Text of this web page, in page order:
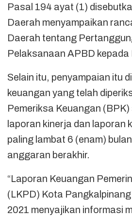
Pasal 194 ayat (1)
Daerah menyampaikan
Daerah tentang
Pelaksanaan APBD kepada
Selain itu, penyampaian itu
keuangan yang telah
Pemeriksa Keuangan
laporan kinerja dan laporan
paling lambat 6 (enam)
anggaran berakhir.
“Laporan Keuangan
(LKPD) Kota
2021 menyajikan informasi